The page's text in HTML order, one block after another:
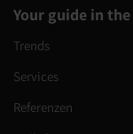
Your guide in the
Trends
Services
Referenzen